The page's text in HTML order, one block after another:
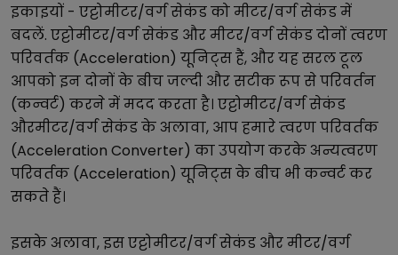
इकाइयों - एट्टोमीटर/वर्ग सेकंडकोमीटर/वर्ग सेकंडमें
बदलें. एट्टोमीटर/वर्ग सेकंड औरमीटर/वर्ग सेकंडदोनोंत्वरण
परिवर्तक (Acceleration) यूनिट्स हैं, और यह सरल टूल
आपको इन दोनों के बीच जल्दी और सटीक रूप से परिवर्तन
(कन्वर्ट) करने में मदद करता है। एट्टोमीटर/वर्ग सेकंड
औरमीटर/वर्ग सेकंडके अलावा, आप हमारेत्वरण परिवर्तक
(Acceleration Converter) का उपयोग करके अन्यत्वरण
परिवर्तक (Acceleration) यूनिट्स के बीच भी कन्वर्ट कर
सकते हैं।
इसके अलावा, इसएट्टोमीटर/वर्ग सेकंड औरमीटर/वर्ग